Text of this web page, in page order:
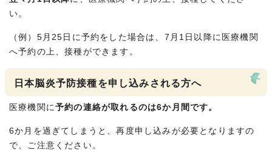
い。
（例）5月25日に予約をした場合は、7月1日以降に医療機関
へ予約の上、接種ができます。
日本脳炎予防接種を申し込みされる方へ
医療機関に予約の連絡が取れるのは6か月間です。
6か月を過ぎてしまうと、再度申し込みが必要となりますの
で、ご注意ください。